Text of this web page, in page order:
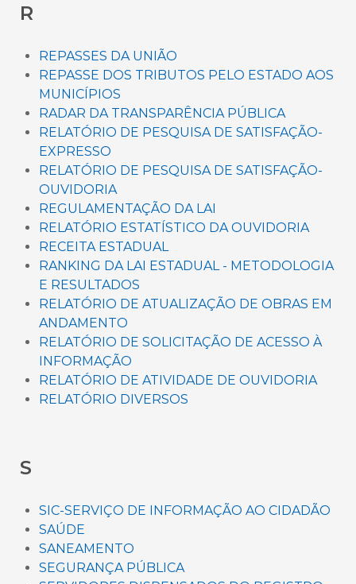
R
REPASSES DA UNIÃO
REPASSE DOS TRIBUTOS PELO ESTADO AOS
MUNICÍPIOS
RADAR DA TRANSPARÊNCIA PÚBLICA
RELATÓRIO DE PESQUISA DE SATISFAÇÃO-
EXPRESSO
RELATÓRIO DE PESQUISA DE SATISFAÇÃO-
OUVIDORIA
REGULAMENTAÇÃO DA LAI
RELATÓRIO ESTATÍSTICO DA OUVIDORIA
RECEITA ESTADUAL
RANKING DA LAI ESTADUAL - METODOLOGIA
E RESULTADOS
RELATÓRIO DE ATUALIZAÇÃO DE OBRAS EM
ANDAMENTO
RELATÓRIO DE SOLICITAÇÃO DE ACESSO À
INFORMAÇÃO
RELATÓRIO DE ATIVIDADE DE OUVIDORIA
RELATÓRIO DIVERSOS
S
SIC-SERVIÇO DE INFORMAÇÃO AO CIDADÃO
SAÚDE
SANEAMENTO
SEGURANÇA PÚBLICA